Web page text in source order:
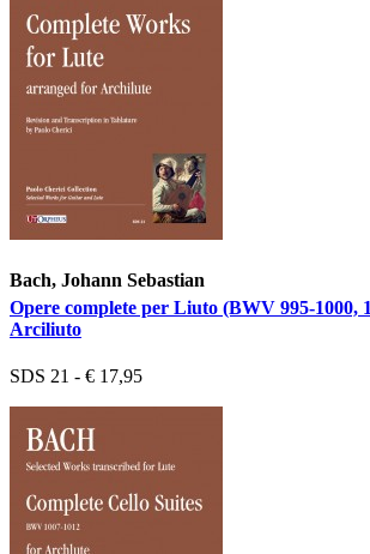
Bach, Johann Sebastian
Opere complete per Liuto (BWV 995-1000,
Arciliuto
SDS 21 - € 17,95